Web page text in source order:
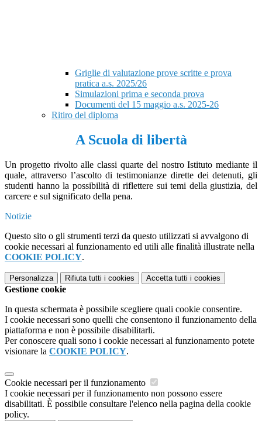
Griglie di valutazione prove scritte e prova
pratica a.s. 2025/26
Simulazioni prima e seconda prova
Documenti del 15 maggio a.s. 2025-26
Ritiro del diploma
A Scuola di libertà
Un progetto rivolto alle classi quarte del nostro Istituto mediante il
quale, attraverso l’ascolto di testimonianze dirette dei detenuti, gli
studenti hanno la possibilità di riflettere sui temi della giustizia, del
carcere e sul significato della pena.
Notizie
Questo sito o gli strumenti terzi da questo utilizzati si avvalgono di
cookie necessari al funzionamento ed utili alle finalità illustrate nella
COOKIE POLICY.
Personalizza Rifiuta tutti i cookies Accetta tutti i cookies
Gestione cookie
In questa schermata è possibile scegliere quali cookie consentire.
I cookie necessari sono quelli che consentono il funzionamento della
piattaforma e non è possibile disabilitarli.
Per conoscere quali sono i cookie necessari al funzionamento potete
visionare la COOKIE POLICY.
Cookie necessari per il funzionamento
I cookie necessari per il funzionamento non possono essere
disabilitati. È possibile consultare l'elenco nella pagina della cookie
policy.